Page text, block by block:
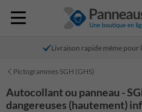
Livraison rapide même pour
Pictogrammes SGH (GHS)
Autocollant ou panneau -
dangereuses (hautement)